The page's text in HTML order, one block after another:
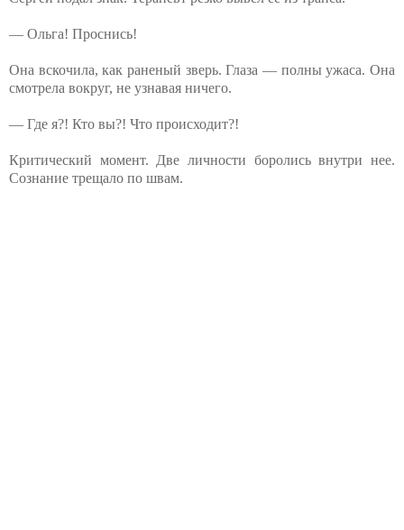
— Ольга! Проснись!
Она вскочила, как раненый зверь. Глаза — полны ужаса. Она
смотрела вокруг, не узнавая ничего.
— Где я?! Кто вы?! Что происходит?!
Критический момент. Две личности боролись внутри нее.
Сознание трещало по швам.